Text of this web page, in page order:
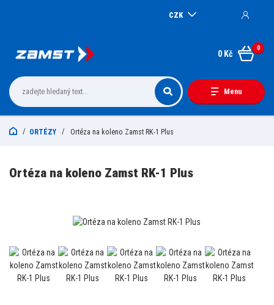
Menu
CZK
0
0 Kč
ORTÉZY Ortéza na koleno Zamst RK-1 Plus
Ortéza na koleno Zamst RK-1 Plus